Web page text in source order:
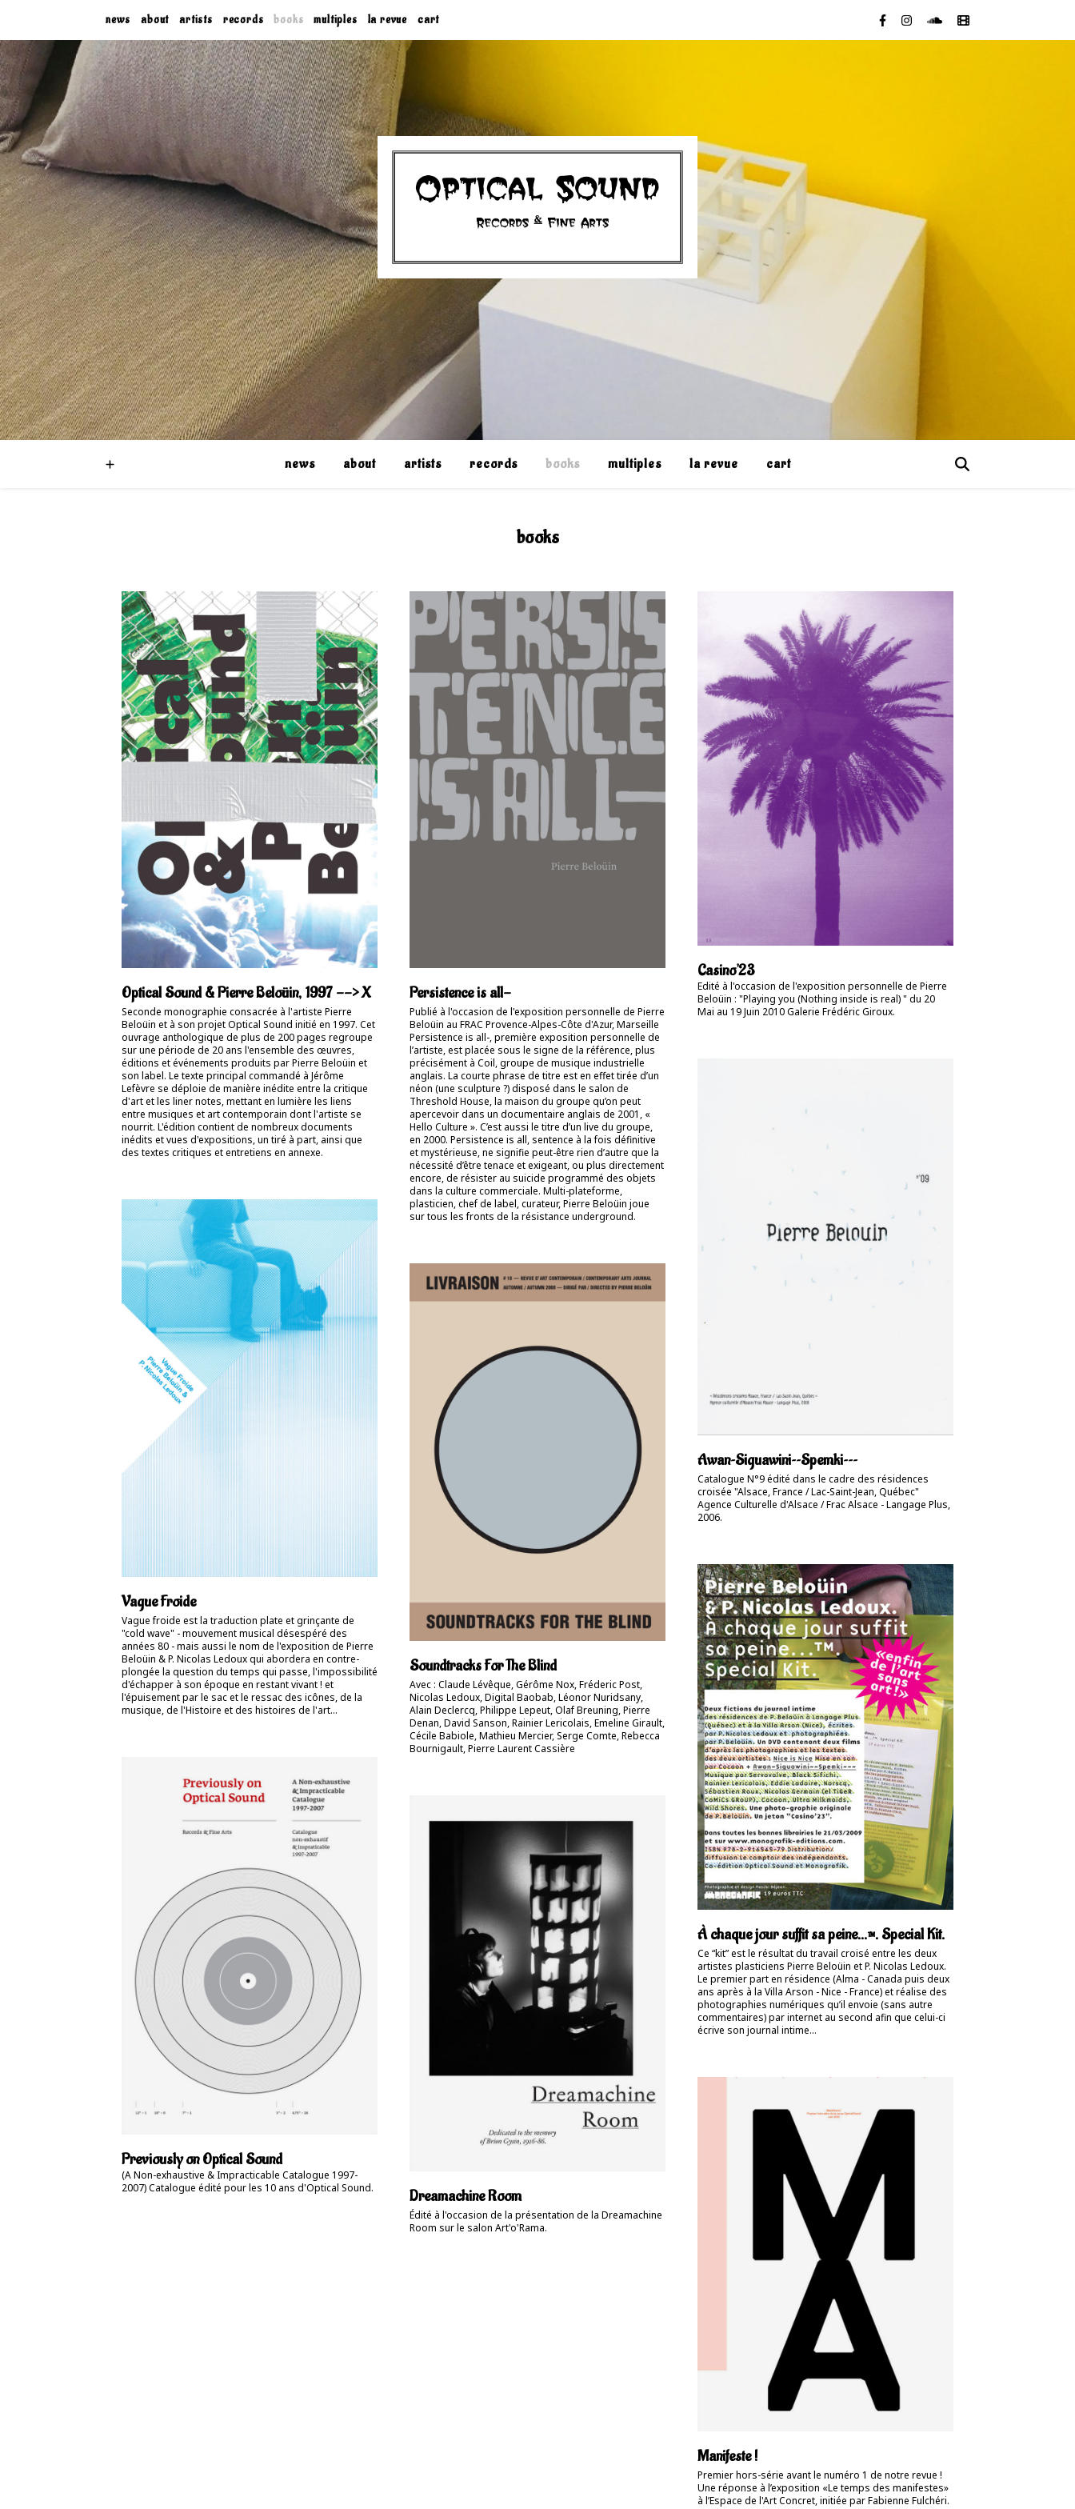
news about artists records books multiples la revue cart
news about artists records books multiples la revue cart
books
Optical Sound & Pierre Beloüin, 1997 --> X
Seconde monographie consacrée à l'artiste Pierre
Beloüin et à son projet Optical Sound initié en 1997. Cet
ouvrage anthologique de plus de 200 pages regroupe
sur une période de 20 ans l'ensemble des œuvres,
éditions et événements produits par Pierre Beloüin et
son label. Le texte principal commandé à Jérôme
Lefèvre se déploie de manière inédite entre la critique
d'art et les liner notes, mettant en lumière les liens
entre musiques et art contemporain dont l'artiste se
nourrit. L'édition contient de nombreux documents
inédits et vues d'expositions, un tiré à part, ainsi que
des textes critiques et entretiens en annexe.
Vague Froide
Vague froide est la traduction plate et grinçante de
"cold wave" - mouvement musical désespéré des
années 80 - mais aussi le nom de l'exposition de Pierre
Beloüin & P. Nicolas Ledoux qui abordera en contre-
plongée la question du temps qui passe, l'impossibilité
d'échapper à son époque en restant vivant ! et
l'épuisement par le sac et le ressac des icônes, de la
musique, de l'Histoire et des histoires de l'art…
Previously on Optical Sound
(A Non-exhaustive & Impracticable Catalogue 1997-
2007) Catalogue édité pour les 10 ans d'Optical Sound.
Persistence is all-
Publié à l'occasion de l'exposition personnelle de Pierre
Beloüin au FRAC Provence-Alpes-Côte d'Azur, Marseille
Persistence is all-, première exposition personnelle de
l’artiste, est placée sous le signe de la référence, plus
précisément à Coil, groupe de musique industrielle
anglais. La courte phrase de titre est en effet tirée d’un
néon (une sculpture ?) disposé dans le salon de
Threshold House, la maison du groupe qu’on peut
apercevoir dans un documentaire anglais de 2001, «
Hello Culture ». C’est aussi le titre d’un live du groupe,
en 2000. Persistence is all, sentence à la fois définitive
et mystérieuse, ne signifie peut-être rien d’autre que la
nécessité d’être tenace et exigeant, ou plus directement
encore, de résister au suicide programmé des objets
dans la culture commerciale. Multi-plateforme,
plasticien, chef de label, curateur, Pierre Beloüin joue
sur tous les fronts de la résistance underground.
Soundtracks For The Blind
Avec : Claude Lévêque, Gérôme Nox, Fréderic Post,
Nicolas Ledoux, Digital Baobab, Léonor Nuridsany,
Alain Declercq, Philippe Lepeut, Olaf Breuning, Pierre
Denan, David Sanson, Rainier Lericolais, Emeline Girault,
Cécile Babiole, Mathieu Mercier, Serge Comte, Rebecca
Bournigault, Pierre Laurent Cassière
Dreamachine Room
Édité à l'occasion de la présentation de la Dreamachine
Room sur le salon Art'o'Rama.
Casino'23
Edité à l'occasion de l'exposition personnelle de Pierre
Beloüin : "Playing you (Nothing inside is real) " du 20
Mai au 19 Juin 2010 Galerie Frédéric Giroux.
Awan~Siguawini~~Spemki~~~
Catalogue N°9 édité dans le cadre des résidences
croisée "Alsace, France / Lac-Saint-Jean, Québec"
Agence Culturelle d'Alsace / Frac Alsace - Langage Plus,
2006.
À chaque jour suffit sa peine…™. Special Kit.
Ce “kit” est le résultat du travail croisé entre les deux
artistes plasticiens Pierre Beloüin et P. Nicolas Ledoux.
Le premier part en résidence (Alma - Canada puis deux
ans après à la Villa Arson - Nice - France) et réalise des
photographies numériques qu’il envoie (sans autre
commentaires) par internet au second afin que celui-ci
écrive son journal intime…
Manifeste !
Premier hors-série avant le numéro 1 de notre revue !
Une réponse à l’exposition «Le temps des manifestes»
à l’Espace de l'Art Concret, initiée par Fabienne Fulchéri.